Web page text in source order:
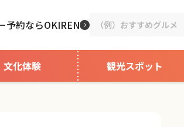
予約ならOKIREN
文化体験 観光スポット